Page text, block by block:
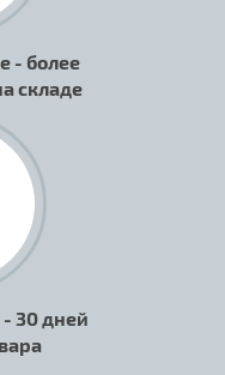
- более
складе
- 30 дней